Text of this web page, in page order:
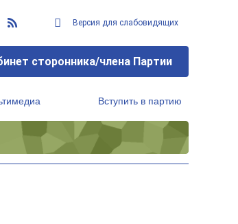
Версия для слабовидящих
сторонника/члена Партии
Вступить в партию